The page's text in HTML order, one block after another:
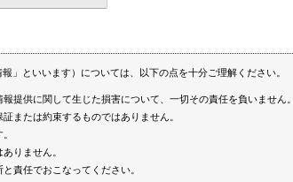
」といいます）については、以下の点を十分ご理解ください。
提供に関して生じた損害について、一切その責任を負いません。
または約束するものではありません。
りません。
責任でおこなってください。